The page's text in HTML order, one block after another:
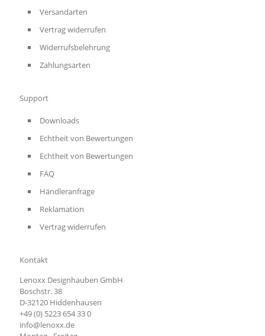
Versandarten
Vertrag widerrufen
Widerrufsbelehrung
Zahlungsarten
Support
Downloads
Echtheit von Bewertungen
Echtheit von Bewertungen
FAQ
Händleranfrage
Reklamation
Vertrag widerrufen
Kontakt
Lenoxx Designhauben GmbH
Boschstr. 38
D-32120 Hiddenhausen
+49 (0) 5223 654 33 0
info@lenoxx.de